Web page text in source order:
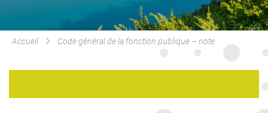
LES SERVICES DU CDG
LE DROIT SYNDICAL ET LES
Accueil Code général de la fonction publique – note